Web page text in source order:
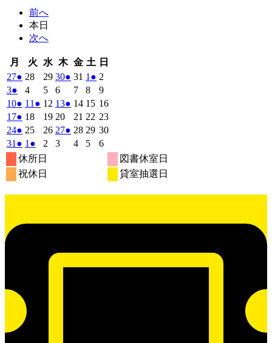
前へ
本日
次へ
月
曜
日
火 火
曜
日
水 水
曜
日
木木
曜
日
金金
曜
日
土 土
曜
日
日
272026
年
7
月
27
日
● (1
件
の
イ
ベ
ン
ト)
282026
7
月
日
292026
年
7
月
29
日
302026
7
月
30
日
● (1
件
の
イ
ベ
ン
31 2026
年
7
月
31
日
1 2026
年
8
月
1
日
● (1
件
の
イ
ベ
ン
ト)
2
年
8
月
2
日
32026
年
8
月
3
日
●
件
の
イ
ベ
ン
ト)
42026
年
8
月
4
日
52026
年
8
月
5
日
62026
年
8
月
6
日
72026
年
8
月
7
日
82026
年
8
月
8
日
92026
年
8
月
9
日
102026
年
8
月
10
日
● (1
件
の
イ
ベ
ン
ト)
11 2026
11
日
● (1
件
の
イ
ベ
ン
ト)
12 2026
年
8
月
12
132026
年
8
月
● (1
件
の
イ
142026
年
8
月
14
152026
年
8
月
15
162026
8
16
172026
年
8
月
17
日
● (1
件
の
イ
ベ
ン
182026
月
18
日
192026
年
8
202026
年
21 2026
年
8
22 2026
年
232026
年
月
242026
年
8
月
24
● (1
件
の
イ
ベ
252026
年
8
月
25
262026
年
272026
● (1
件
282026
年
292026
年
302026
8
月
31 2026
年
8
月
● (1
件
の
イ
ベ
1 2026
年
9
月
●
件
の
イ
ベ
2 2026
32026
42026
52026
62026
年
9
休所日
図書休室日
祝休日
貸室抽選日